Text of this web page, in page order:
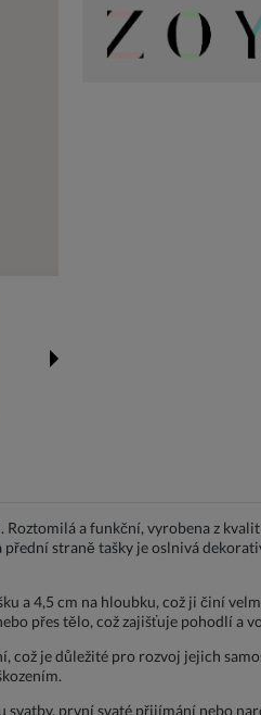
Roztomilá a funkční, vyrobena z
straně tašky je oslnivá
a 4,5 cm na hloubku, což ji činí
přes tělo, což zajišťuje pohodlí a
je důležité pro rozvoj jejich
první svaté přijímání nebo